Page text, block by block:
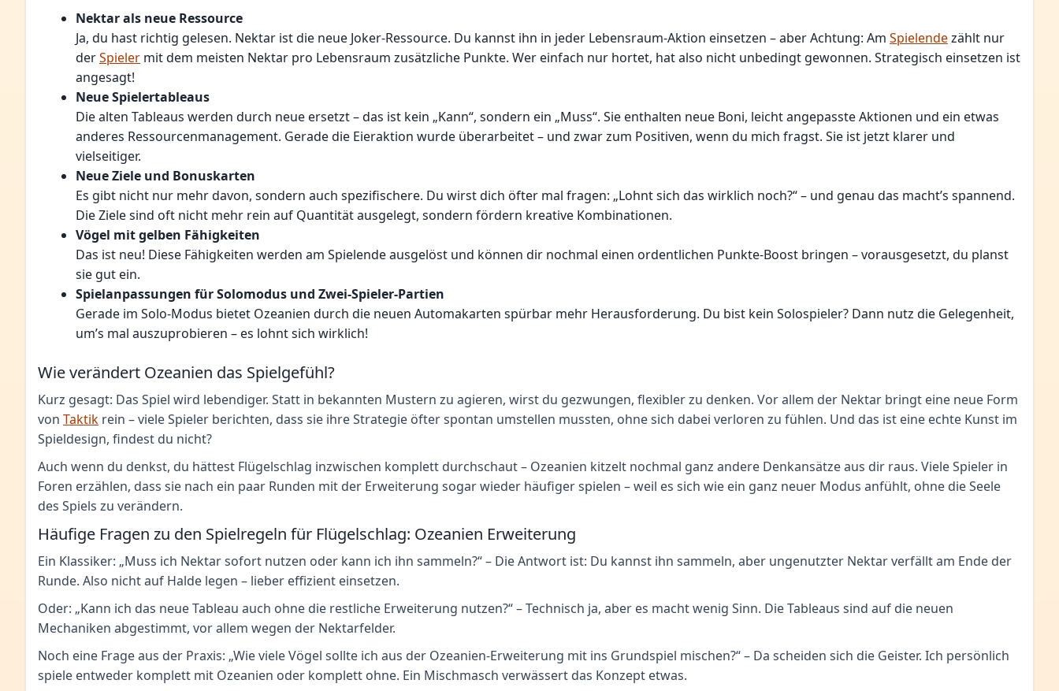
Nektar als neue Ressource
Ja, du hast richtig gelesen. Nektar ist die neue Joker-Ressource. Du kannst ihn in jeder Lebensraum-Aktion einsetzen – aber Achtung: Am Spielendezählt nur
derSpieler mit dem meisten Nektar pro Lebensraum zusätzliche Punkte. Wer einfach nur hortet, hat also nicht unbedingt gewonnen. Strategisch einsetzen ist
angesagt!
Neue Spielertableaus
Die alten Tableaus werden durch neue ersetzt – das ist kein „Kann“, sondern ein „Muss“. Sie enthalten neue Boni, leicht angepasste Aktionen und ein etwas
anderes Ressourcenmanagement. Gerade die Eieraktion wurde überarbeitet – und zwar zum Positiven, wenn du mich fragst. Sie ist jetzt klarer und
vielseitiger.
Neue Ziele und Bonuskarten
Es gibt nicht nur mehr davon, sondern auch spezifischere. Du wirst dich öfter mal fragen: „Lohnt sich das wirklich noch?“ – und genau das macht’s spannend.
Die Ziele sind oft nicht mehr rein auf Quantität ausgelegt, sondern fördern kreative Kombinationen.
Vögel mit gelben Fähigkeiten
Das ist neu! Diese Fähigkeiten werden am Spielende ausgelöst und können dir nochmal einen ordentlichen Punkte-Boost bringen – vorausgesetzt, du planst
sie gut ein.
Spielanpassungen für Solomodus und Zwei-Spieler-Partien
Gerade im Solo-Modus bietet Ozeanien durch die neuen Automakarten spürbar mehr Herausforderung. Du bist kein Solospieler? Dann nutz die Gelegenheit,
um’s mal auszuprobieren – es lohnt sich wirklich!
Wie verändert Ozeanien das Spielgefühl?
Kurz gesagt: Das Spiel wird lebendiger. Statt in bekannten Mustern zu agieren, wirst du gezwungen, flexibler zu denken. Vor allem der Nektar bringt eine neue Form
von Taktik rein – viele Spieler berichten, dass sie ihre Strategie öfter spontan umstellen mussten, ohne sich dabei verloren zu fühlen. Und das ist eine echte Kunst im
Spieldesign, findest du nicht?
Auch wenn du denkst, du hättest Flügelschlag inzwischen komplett durchschaut – Ozeanien kitzelt nochmal ganz andere Denkansätze aus dir raus. Viele Spieler in
Foren erzählen, dass sie nach ein paar Runden mit der Erweiterung sogar wieder häufiger spielen – weil es sich wie ein ganz neuer Modus anfühlt, ohne die Seele
des Spiels zu verändern.
Häufige Fragen zu den Spielregeln für Flügelschlag: Ozeanien Erweiterung
Ein Klassiker: „Muss ich Nektar sofort nutzen oder kann ich ihn sammeln?“ – Die Antwort ist: Du kannst ihn sammeln, aber ungenutzter Nektar verfällt am Ende der
Runde. Also nicht auf Halde legen – lieber effizient einsetzen.
Oder: „Kann ich das neue Tableau auch ohne die restliche Erweiterung nutzen?“ – Technisch ja, aber es macht wenig Sinn. Die Tableaus sind auf die neuen
Mechaniken abgestimmt, vor allem wegen der Nektarfelder.
Noch eine Frage aus der Praxis: „Wie viele Vögel sollte ich aus der Ozeanien-Erweiterung mit ins Grundspiel mischen?“ – Da scheiden sich die Geister. Ich persönlich
spiele entweder komplett mit Ozeanien oder komplett ohne. Ein Mischmasch verwässert das Konzept etwas.